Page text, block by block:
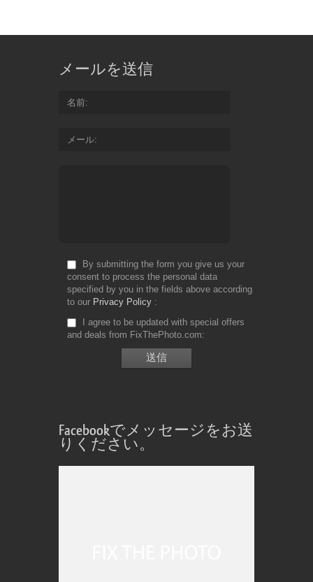
メールを送信
名前
メール
By submitting the form you give us your
consent to process the personal data
specified by you in the fields above according
to our Privacy Policy
I agree to be updated with special offers
and deals from FixThePhoto.com
Facebookでメッセージをお送
りください。